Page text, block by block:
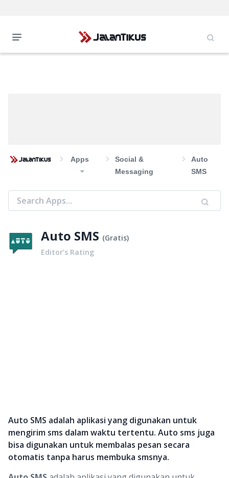
Apps
Social &
Messaging
Auto
SMS
Auto SMS (Gratis)
Editor’s Rating
Auto SMS adalah aplikasi yang digunakan untuk
mengirim sms dalam waktu tertentu. Auto sms juga
bisa digunakan untuk membalas pesan secara
otomatis tanpa harus membuka smsnya.